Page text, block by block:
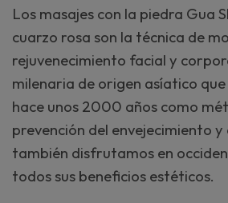
Los masajes con la piedra Gua
cuarzo rosa son la técnica de
rejuvenecimiento facial y
milenaria de origen asíatico que
hace unos 2000 años como
prevención del envejecimiento y
también disfrutamos en
todos sus beneficios estéticos.